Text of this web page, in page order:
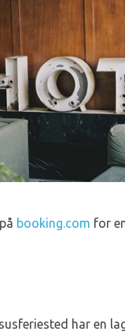
booking.com for
har en